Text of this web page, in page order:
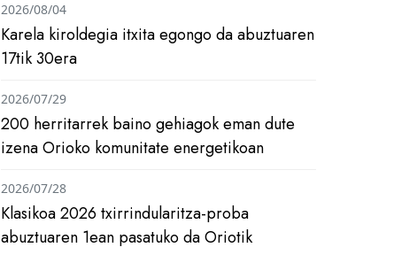
Karela kiroldegia itxita egongo da abuztuaren
17tik 30era
2026/08/04
200 herritarrek baino gehiagok eman dute
izena Orioko komunitate energetikoan
2026/07/29
Klasikoa 2026 txirrindularitza-proba
abuztuaren 1ean pasatuko da Oriotik
2026/07/28